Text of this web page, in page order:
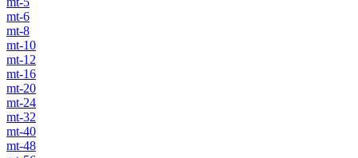
mt-6
mt-8
mt-10
mt-12
mt-16
mt-20
mt-24
mt-32
mt-40
mt-48